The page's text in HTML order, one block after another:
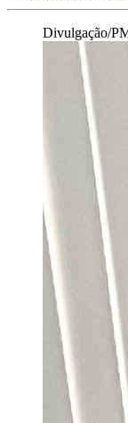
Divulgação/